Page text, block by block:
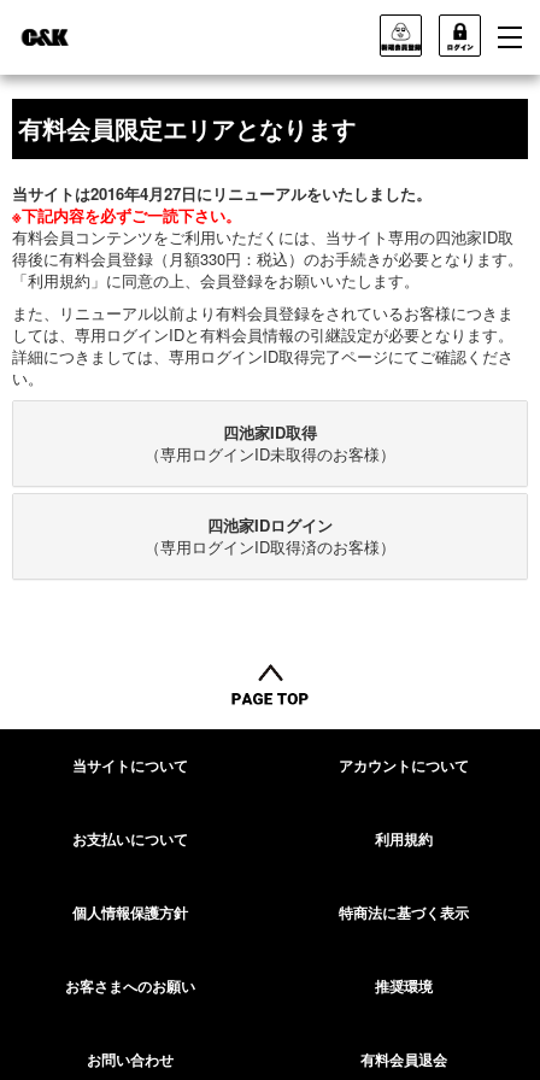
有料会員限定エリアとなります
当サイトは2016年4月27日にリニューアルをいたしました。
※下記内容を必ずご一読下さい。
有料会員コンテンツをご利用いただくには、当サイト専用の四池家ID取
得後に有料会員登録（月額330円：税込）のお手続きが必要となります。
「利用規約」に同意の上、会員登録をお願いいたします。
また、リニューアル以前より有料会員登録をされているお客様につきま
しては、専用ログインIDと有料会員情報の引継設定が必要となります。
詳細につきましては、専用ログインID取得完了ページにてご確認くださ
い。
四池家ID取得
（専用ログインID未取得のお客様）
四池家IDログイン
（専用ログインID取得済のお客様）
当サイトについて アカウントについて
お支払いについて 利用規約
個人情報保護方針 特商法に基づく表示
お客さまへのお願い 推奨環境
お問い合わせ 有料会員退会